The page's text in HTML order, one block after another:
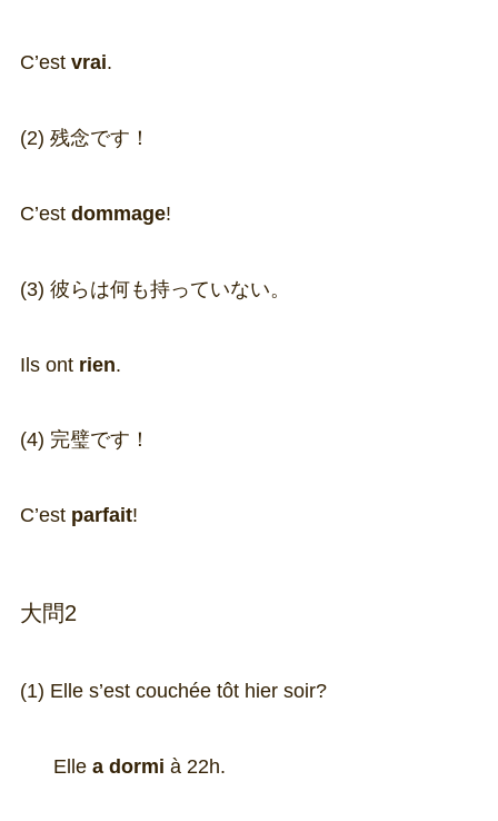
C’est vrai.
(2) 残念です！
C’est dommage!
(3) 彼らは何も持っていない。
Ils ont rien.
(4) 完璧です！
C’est parfait!
大問2
(1) Elle s’est couchée tôt hier soir?
Elle a dormi à 22h.